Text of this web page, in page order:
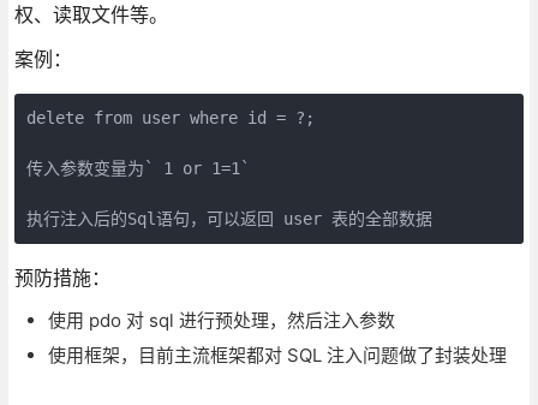
权、读取文件等。
案例：
delete from user where id = ?;
传入参数变量为` 1 or 1=1`
执行注入后的Sql语句，可以返回 user 表的全部数据
预防措施：
使用 pdo 对 sql 进行预处理，然后注入参数
使用框架，目前主流框架都对 SQL 注入问题做了封装处理